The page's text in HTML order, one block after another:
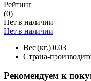
Рейтинг
(0)
Нет в наличии
Нет в наличии
Вес (кг.) 0.03
Страна-
Рекомендуем к